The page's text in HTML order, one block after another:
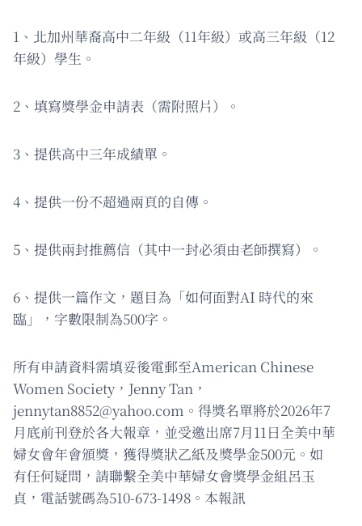
1、北加州華裔高中二年級（11年級）或高三年級（12
年級）學生。
2、填寫獎學金申請表（需附照片）。
3、提供高中三年成績單。
4、提供一份不超過兩頁的自傳。
5、提供兩封推薦信（其中一封必須由老師撰寫）。
6、提供一篇作文，題目為「如何面對AI 時代的來
臨」，字數限制為500字。
所有申請資料需填妥後電郵至American Chinese
Women Society，Jenny Tan，
jennytan8852@yahoo.com 。得獎名單將於2026年7
月底前刊登於各大報章，並受邀出席7月11日全美中華
婦女會年會頒獎，獲得獎狀乙紙及獎學金500元。如
有任何疑問，請聯繫全美中華婦女會獎學金組呂玉
貞，電話號碼為510-673-1498。本報訊